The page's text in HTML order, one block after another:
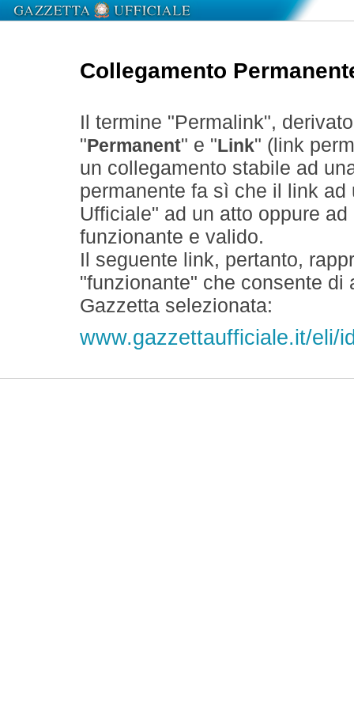
Collegamento
Il termine "Permalink",
" Permanent" e " Link" (link
un collegamento stabile ad
permanente fa sì che il link
Ufficiale" ad un atto oppure
funzionante e valido.
Il seguente link, pertanto,
"funzionante" che consente
Gazzetta selezionata:
www.gazzettaufficiale.it/eli/